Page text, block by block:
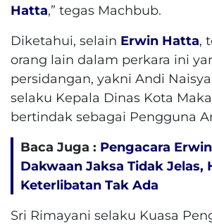
Hatta,” tegas Machbub.
Diketahui, selain Erwin Hatta,
orang lain dalam perkara ini
persidangan, yakni Andi
selaku Kepala Dinas Kota
bertindak sebagai Pengguna
Baca Juga : Pengacara
Dakwaan Jaksa Tidak Jelas,
Keterlibatan Tak Ada
Sri Rimayani selaku Kuasa